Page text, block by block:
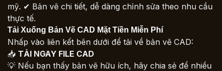
mỹ. ✔ Bản vẽ chi tiết, dễ dàng chỉnh sửa theo nhu cầu
thực tế.
Tải Xuống Bản Vẽ CAD Mặt Tiền Miễn Phí
Nhấp vào liên kết bên dưới để tải về bản vẽ CAD:
📥 TẢI NGAY FILE CAD
💡 Nếu bạn thấy bản vẽ hữu ích, hãy chia sẻ để nhiều